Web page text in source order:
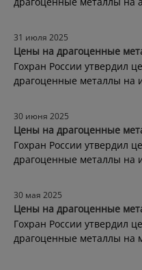
31 июля 2025
Цены на драгоценные
Гохран России утвердил
драгоценные металлы на
30 июня 2025
Цены на драгоценные
Гохран России утвердил
драгоценные металлы на
30 мая 2025
Цены на драгоценные
Гохран России утвердил
драгоценные металлы на